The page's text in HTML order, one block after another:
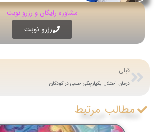
مشاوره رایگان و رزرو نوبت
رزرو نوبت
قبلی
درمان اختلال یکپارچگی حسی در کودکان
مطالب مرتبط